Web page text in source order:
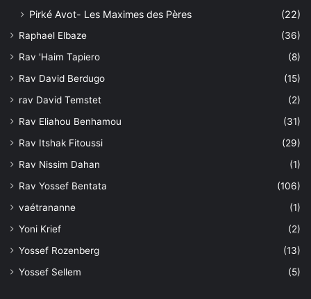
Pirké Avot- Les Maximes des Pères
(22)
Raphael Elbaze
(36)
Rav 'Haim Tapiero
(8)
Rav David Berdugo
(15)
rav David Temstet
(2)
Rav Eliahou Benhamou
(31)
Rav Itshak Fitoussi
(29)
Rav Nissim Dahan
(1)
Rav Yossef Bentata
(106)
vaétrananne
(1)
Yoni Krief
(2)
Yossef Rozenberg
(13)
Yossef Sellem
(5)